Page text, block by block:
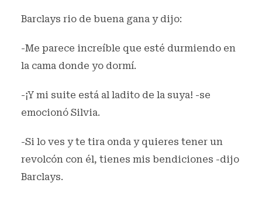
Barclays rio de buena gana y dijo:
-Me parece increíble que esté durmiendo en
la cama donde yo dormí.
-¡Y mi suite está al ladito de la suya! -se
emocionó Silvia.
-Si lo ves y te tira onda y quieres tener un
revolcón con él, tienes mis bendiciones -dijo
Barclays.